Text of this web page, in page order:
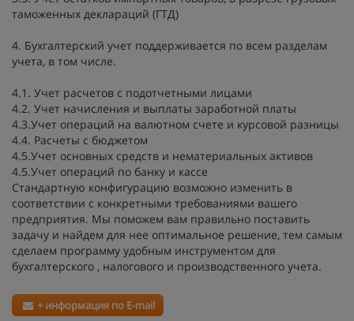
таможенных деклараций (ГТД)
4. Бухгалтерский учет поддерживается по всем разделам
учета, в том числе.
4.1. Учет расчетов с подотчетными лицами
4.2. Учет начисления и выплаты заработной платы
4.3.Учет операций на валютном счете и курсовой разницы
4.4. Расчеты с бюджетом
4.5.Учет основных средств и нематериальных активов
4.5.Учет операций по банку и кассе
Стандартную конфигурацию возможно изменить в
соответствии с конкретными требованиями вашего
предприятия. Мы поможем вам правильно поставить
задачу и найдем для нее оптимальное решение, тем самым
сделаем программу удобным инструментом для
бухгалтерского , налогового и производственного учета.
+ информация по E-mail